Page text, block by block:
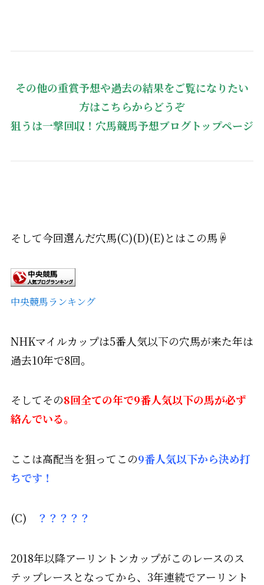
その他の重賞予想や過去の結果をご覧になりたい
方はこちらからどうぞ
狙うは一撃回収！穴馬競馬予想ブログトップページ
そして今回選んだ穴馬(C)(D)(E)とはこの馬☟
中央競馬ランキング
NHKマイルカップは5番人気以下の穴馬が来た年は
過去10年で8回。
そしてその8回全ての年で9番人気以下の馬が必ず
絡んでいる。
ここは高配当を狙ってこの9番人気以下から決め打
ちです！
(C) ？？？？？
2018年以降アーリントンカップがこのレースのス
テップレースとなってから、3年連続でアーリント